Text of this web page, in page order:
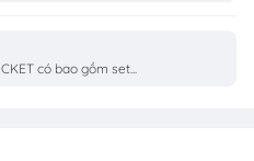
có bao gồm set...